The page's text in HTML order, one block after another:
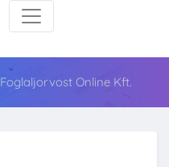
Foglaljorvost Online Kft.